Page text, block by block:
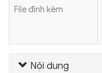
File đính kèm
Nội dung